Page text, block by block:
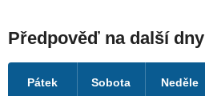
Předpověď na další dny
Pátek Sobota Neděle